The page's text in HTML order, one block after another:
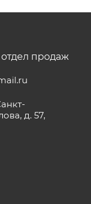
отдел продаж
д. 57,